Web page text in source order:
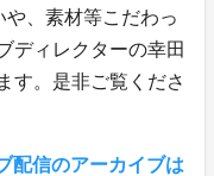
、素材等こだわっ
ディレクターの幸田
す。是非ご覧くださ
信のアーカイブは